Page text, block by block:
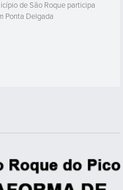
de São Roque participa
Ponta Delgada